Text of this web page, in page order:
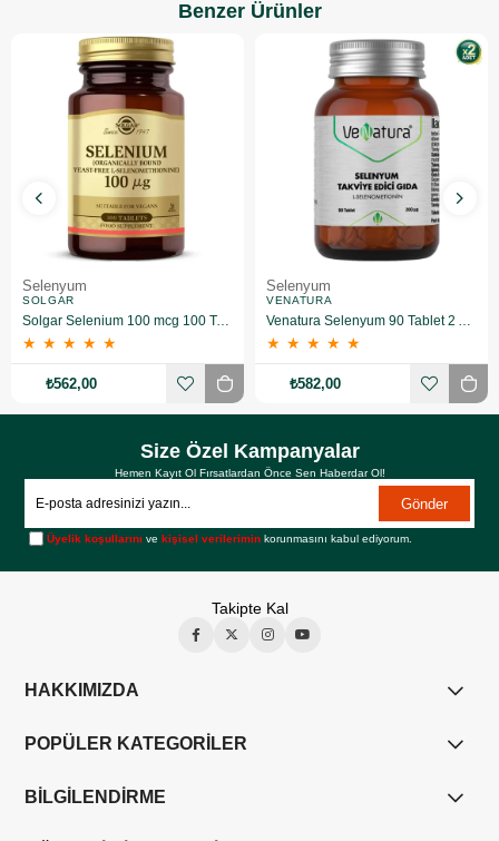
Benzer Ürünler
Selenyum
SOLGAR
Solgar Selenium 100 mcg 100 Tablet
★ ★ ★ ★ ★
₺562,00
Selenyum
VENATURA
Venatura Selenyum 90 Tablet 2 Adet
★ ★ ★ ★ ★
₺582,00
Size Özel Kampanyalar
Hemen Kayıt Ol Fırsatlardan Önce Sen Haberdar Ol!
Gönder
Üyelik koşullarını vekişisel verilerimin korunmasını kabul ediyorum.
Takipte Kal
HAKKIMIZDA
POPÜLER KATEGORİLER
BİLGİLENDİRME